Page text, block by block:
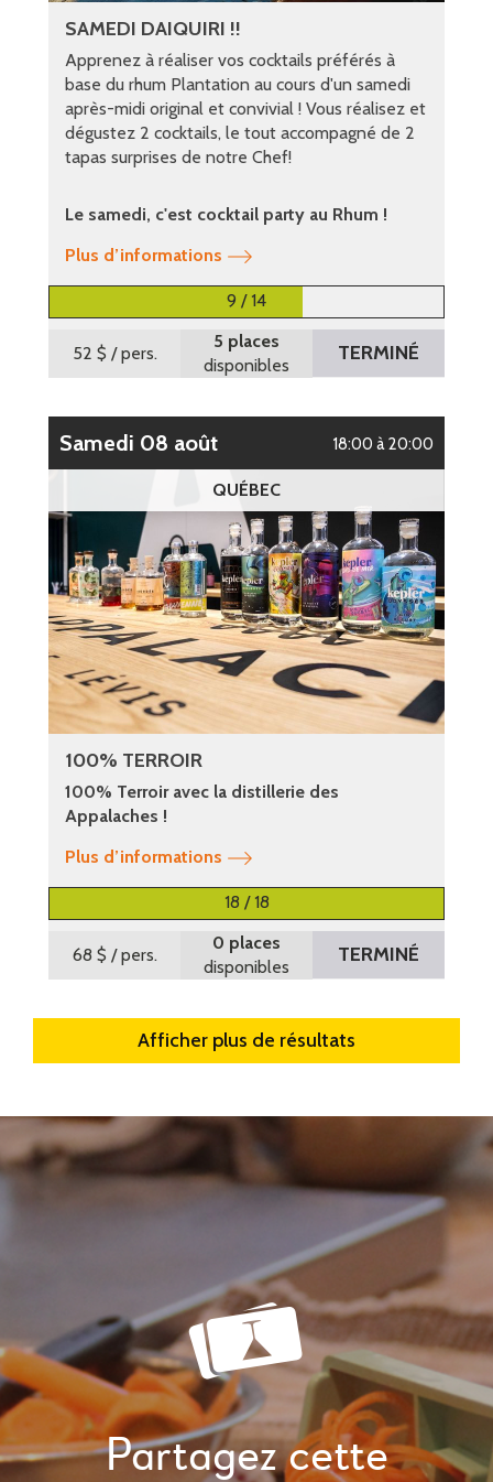
SAMEDI DAIQUIRI !!
Apprenez à réaliser vos cocktails préférés à
base du rhum Plantation au cours d'un samedi
après-midi original et convivial ! Vous réalisez et
dégustez 2 cocktails, le tout accompagné de 2
tapas surprises de notre Chef!
Le samedi, c'est cocktail party au Rhum !
Plus d’informations
9 / 14
52 $ / pers.
5 places
disponibles
TERMINÉ
samedi 08 août 18:00 à 20:00
QUÉBEC
100% TERROIR
100% Terroir avec la distillerie des
Appalaches !
Plus d’informations
18 / 18
68 $ / pers.
0 places
disponibles
TERMINÉ
Afficher plus de résultats
Partagez cette